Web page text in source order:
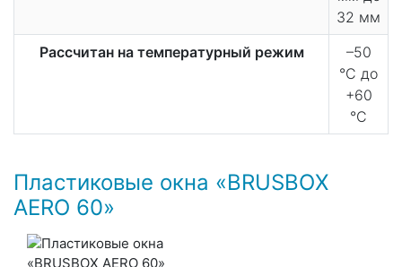
32 мм
Рассчитан на температурный режим
–50
°С до
+60
°С
Пластиковые окна «BRUSBOX
AERO 60»